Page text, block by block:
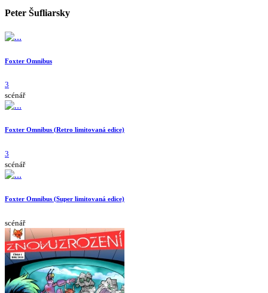
Peter Šufliarsky
Foxter Omnibus
3
scénář
Foxter Omnibus (Retro limitovaná edice)
3
scénář
Foxter Omnibus (Super limitovaná edice)
scénář